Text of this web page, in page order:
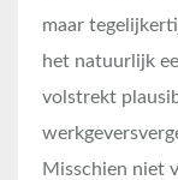
maar
het natuurlijk
volstrekt
Misschien niet